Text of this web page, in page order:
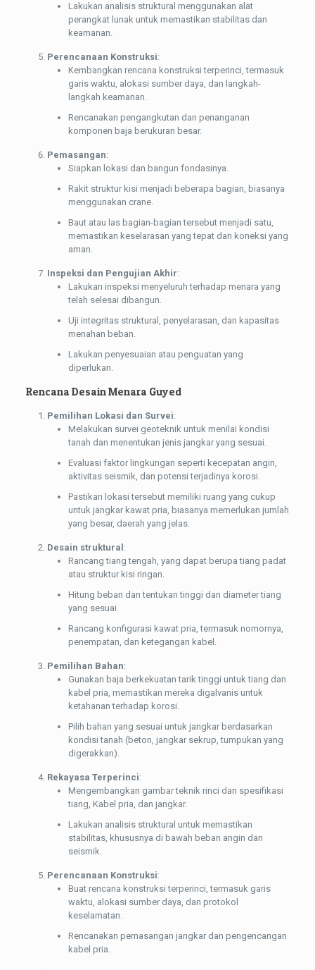
Lakukan analisis struktural menggunakan alat
perangkat lunak untuk memastikan stabilitas dan
keamanan.
Perencanaan Konstruksi:
Kembangkan rencana konstruksi terperinci, termasuk
garis waktu, alokasi sumber daya, dan langkah-
langkah keamanan.
Rencanakan pengangkutan dan penanganan
komponen baja berukuran besar.
Pemasangan:
Siapkan lokasi dan bangun fondasinya.
Rakit struktur kisi menjadi beberapa bagian, biasanya
menggunakan crane.
Baut atau las bagian-bagian tersebut menjadi satu,
memastikan keselarasan yang tepat dan koneksi yang
aman.
Inspeksi dan Pengujian Akhir:
Lakukan inspeksi menyeluruh terhadap menara yang
telah selesai dibangun.
Uji integritas struktural, penyelarasan, dan kapasitas
menahan beban.
Lakukan penyesuaian atau penguatan yang
diperlukan.
Rencana Desain Menara Guyed
Pemilihan Lokasi dan Survei:
Melakukan survei geoteknik untuk menilai kondisi
tanah dan menentukan jenis jangkar yang sesuai.
Evaluasi faktor lingkungan seperti kecepatan angin,
aktivitas seismik, dan potensi terjadinya korosi.
Pastikan lokasi tersebut memiliki ruang yang cukup
untuk jangkar kawat pria, biasanya memerlukan jumlah
yang besar, daerah yang jelas.
Desain struktural :
Rancang tiang tengah, yang dapat berupa tiang padat
atau struktur kisi ringan.
Hitung beban dan tentukan tinggi dan diameter tiang
yang sesuai.
Rancang konfigurasi kawat pria, termasuk nomornya,
penempatan, dan ketegangan kabel.
Pemilihan Bahan:
Gunakan baja berkekuatan tarik tinggi untuk tiang dan
kabel pria, memastikan mereka digalvanis untuk
ketahanan terhadap korosi.
Pilih bahan yang sesuai untuk jangkar berdasarkan
kondisi tanah (beton, jangkar sekrup, tumpukan yang
digerakkan).
Rekayasa Terperinci:
Mengembangkan gambar teknik rinci dan spesifikasi
tiang, Kabel pria, dan jangkar.
Lakukan analisis struktural untuk memastikan
stabilitas, khususnya di bawah beban angin dan
seismik.
Perencanaan Konstruksi:
Buat rencana konstruksi terperinci, termasuk garis
waktu, alokasi sumber daya, dan protokol
keselamatan.
Rencanakan pemasangan jangkar dan pengencangan
kabel pria.